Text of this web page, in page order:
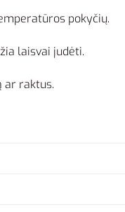
pokyčių.
laisvai judėti.
ar raktus.